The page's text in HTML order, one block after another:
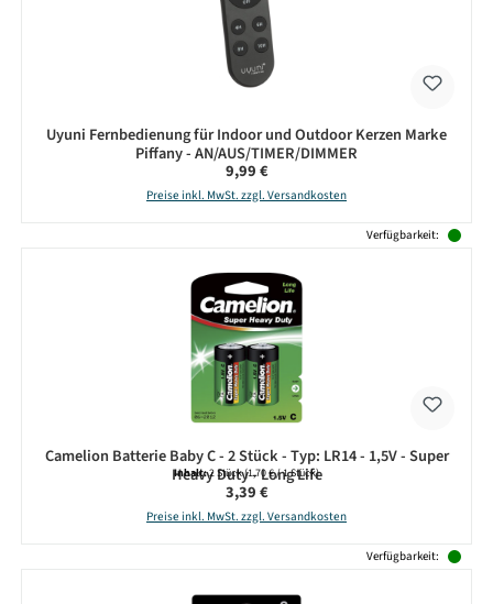
Uyuni Fernbedienung für Indoor und Outdoor Kerzen Marke
Piffany - AN/AUS/TIMER/DIMMER
Regulärer Preis:
9,99 €
Preise inkl. MwSt. zzgl. Versandkosten
Verfügbarkeit:
Camelion Batterie Baby C - 2 Stück - Typ: LR14 - 1,5V - Super
Heavy Duty - Long Life
Inhalt:2 Stück(1,70 € / 1 Stück)
Regulärer Preis:
3,39 €
Preise inkl. MwSt. zzgl. Versandkosten
Verfügbarkeit: